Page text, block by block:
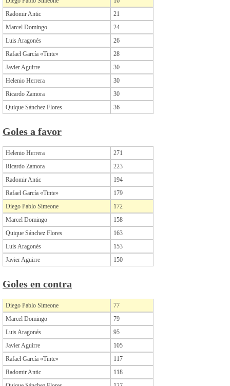
Radomir Antic
21
Marcel Domingo
24
Luis Aragonés
26
Rafael García «Tinte»
28
Javier Aguirre
30
Helenio Herrera
30
Ricardo Zamora
30
Quique Sánchez Flores
36
Goles a favor
Helenio Herrera
271
Ricardo Zamora
223
Radomir Antic
194
Rafael García «Tinte»
179
Diego Pablo Simeone
172
Marcel Domingo
158
Quique Sánchez Flores
163
Luis Aragonés
153
Javier Aguirre
150
Goles en contra
Diego Pablo Simeone
77
Marcel Domingo
79
Luis Aragonés
95
Javier Aguirre
105
Rafael García «Tinte»
117
Radomir Antic
118